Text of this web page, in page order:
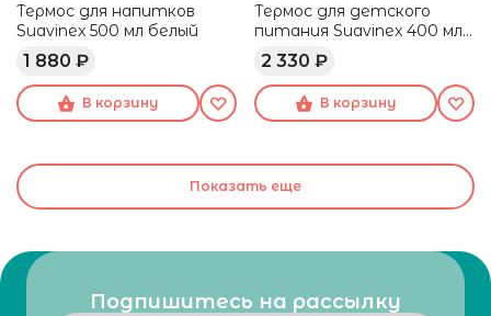
Термос для напитков
Suavinex 500 мл белый
1 880 ₽
В корзину
Термос для детского
питания Suavinex 400 мл
зеленый
2 330 ₽
В корзину
Показать еще
Подпишитесь на рассылку